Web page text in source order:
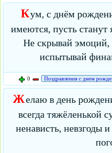
Кум, с днём
имеются, пусть
Не скрывай
испытывай
0
Поздравления с днем
Желаю в день
всегда тяжёленькой
ненависть, невзгоды